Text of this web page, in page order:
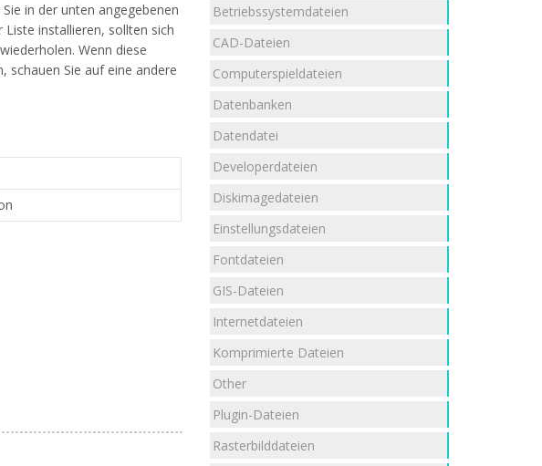
in der unten angegebenen
Liste installieren, sollten sich
Wenn diese
schauen Sie auf eine andere
Betriebssystemdateien
CAD-Dateien
Computerspieldateien
Datenbanken
Datendatei
Developerdateien
Diskimagedateien
Einstellungsdateien
Fontdateien
GIS-Dateien
Internetdateien
Komprimierte Dateien
Other
Plugin-Dateien
Rasterbilddateien